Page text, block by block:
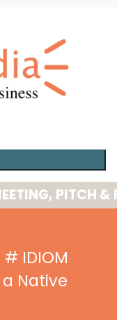
PITCH &
# IDIOM
a Native